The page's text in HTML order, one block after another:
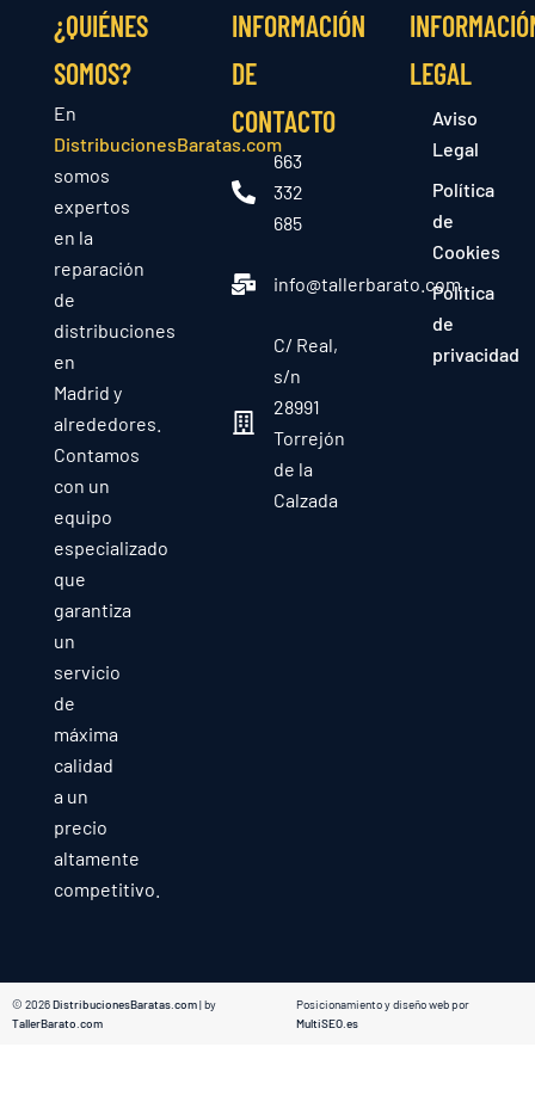
¿QUIÉNES
SOMOS?
En
DistribucionesBaratas.com
somos
expertos
en la
reparación
de
distribuciones
en
Madrid y
alrededores.
Contamos
con un
equipo
especializado
que
garantiza
un
servicio
de
máxima
calidad
a un
precio
altamente
competitivo.
INFORMACIÓN
DE
CONTACTO
663
332
685
info@tallerbarato.com
C/ Real,
s/n
28991
Torrejón
de la
Calzada
LEGAL
Aviso
Legal
Política
de
Cookies
Política
de
privacidad
© 2026DistribucionesBaratas.com| by
TallerBarato.com
Posicionamiento y diseño web por
MultiSEO.es